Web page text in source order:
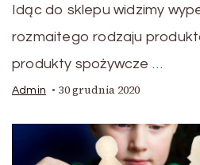
Idąc do sklepu widzimy
rozmaitego rodzaju
produkty spożywcze …
Admin 30 grudnia 2020